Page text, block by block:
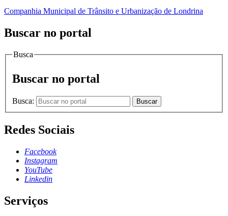
Companhia Municipal de Trânsito e Urbanização de Londrina
Buscar no portal
Busca
Buscar no portal
Busca: Buscar
Redes Sociais
Facebook
Instagram
YouTube
Linkedin
Serviços